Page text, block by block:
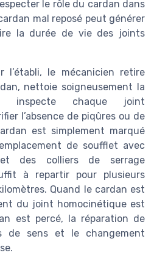
le rôle du cardan dans
mal reposé peut générer
la durée de vie des joints
le mécanicien retire
nettoie soigneusement la
inspecte chaque joint
l’absence de piqûres ou de
est simplement marqué
de soufflet avec
des colliers de serrage
à repartir pour plusieurs
Quand le cardan est
du joint homocinétique est
est percé, la réparation de
de sens et le changement